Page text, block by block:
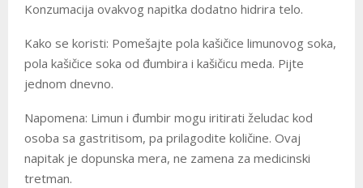
Konzumacija ovakvog napitka dodatno hidrira telo.
Kako se koristi: Pomešajte pola kašičice limunovog soka,
pola kašičice soka od đumbira i kašičicu meda. Pijte
jednom dnevno.
Napomena: Limun i đumbir mogu iritirati želudac kod
osoba sa gastritisom, pa prilagodite količine. Ovaj
napitak je dopunska mera, ne zamena za medicinski
tretman.